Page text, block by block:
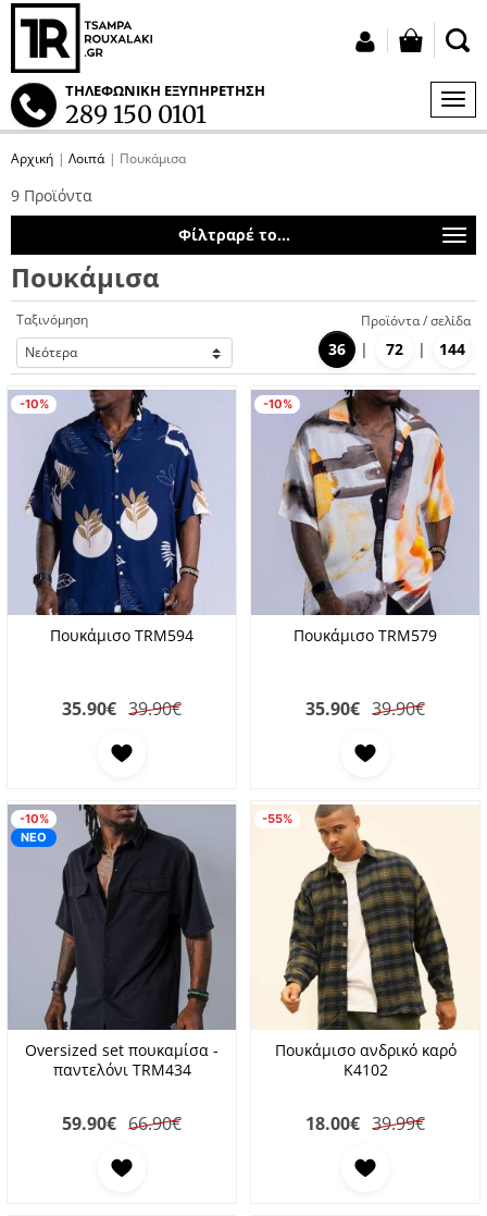
ΤΗΛΕΦΩΝΙΚΗ ΕΞΥΠΗΡΕΤΗΣΗ
289 150 0101
Σύνδεση
Αρχική Λοιπά Πουκάμισα
9 Προϊόντα
Φίλτραρέ το...
Πουκάμισα
Ταξινόμηση Προϊόντα / σελίδα
36 72 144
Πουκάμισο TRM594
-10%
35.90€ 39.90€
Προσθήκη στα αγαπημένα
Πουκάμισο TRM579
-10%
35.90€ 39.90€
Προσθήκη στα
Oversized set πουκαμίσα -
παντελόνι TRM434
-10%
ΝΕΟ
59.90€ 66.90€
Προσθήκη στα αγαπημένα
Πουκάμισο ανδρικό καρό
K4102
-55%
18.00€ 39.99€
Προσθήκη στα